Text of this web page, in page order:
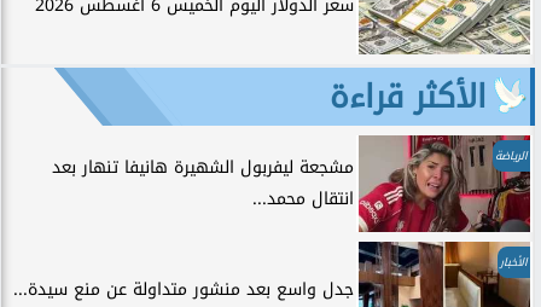
الأكثر قراءة
الرياضة
مشجعة ليفربول الشهيرة هانيفا تنهار بعد
انتقال محمد...
الأخبار
جدل واسع بعد منشور متداولة عن منع سيدة...